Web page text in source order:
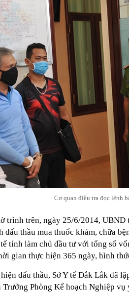
Cơ quan điều tra đọc lệnh
trình trên, ngày 25/6/2014,
đấu thầu mua thuốc khám, chữa
tỉnh làm chủ đầu tư với tổng số
gian thực hiện 365 ngày, hình
đấu thầu, Sở Y tế Đắk Lắk đã
Trưởng Phòng Kế hoạch Nghiệp